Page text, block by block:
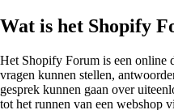
Wat is het Shopify
Het Shopify Forum is een online
vragen kunnen stellen,
gesprek kunnen gaan over
tot het runnen van een webshop